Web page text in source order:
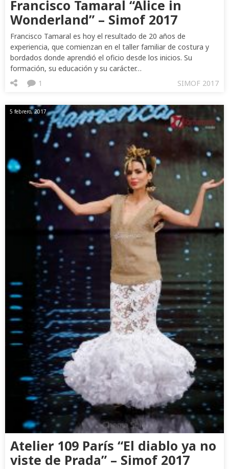
Francisco Tamaral “Alice in
Wonderland” – Simof 2017
Francisco Tamaral es hoy el resultado de 20 años de
experiencia, que comienzan en el taller familiar de costura y
bordados donde aprendió el oficio desde los inicios. Su
formación, su educación y su carácter…
SIMOF 2017
1
5 febrero, 2017
Atelier 109 París “El diablo ya no
viste de Prada” – Simof 2017